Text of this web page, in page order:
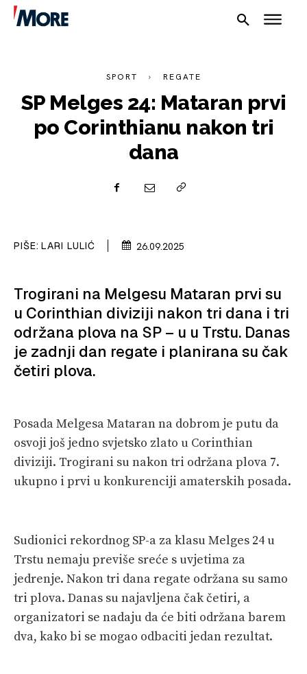
SPIZA
VELIKE PRIČE
PRETPLATA
SHOP
SPORT REGATE
SP Melges 24: Mataran prvi
po Corinthianu nakon tri
dana
PIŠE: LARI LULIĆ 26.09.2025
Trogirani na Melgesu Mataran prvi su
u Corinthian diviziji nakon tri dana i tri
održana plova na SP – u u Trstu. Danas
je zadnji dan regate i planirana su čak
četiri plova.
Posada Melgesa Mataran na dobrom je putu da
osvoji još jedno svjetsko zlato u Corinthian
diviziji. Trogirani su nakon tri održana plova 7.
ukupno i prvi u konkurenciji amaterskih posada.
Sudionici rekordnog SP-a za klasu Melges 24 u
Trstu nemaju previše sreće s uvjetima za
jedrenje. Nakon tri dana regate održana su samo
tri plova. Danas su najavljena čak četiri, a
organizatori se nadaju da će biti održana barem
dva, kako bi se mogao odbaciti jedan rezultat.